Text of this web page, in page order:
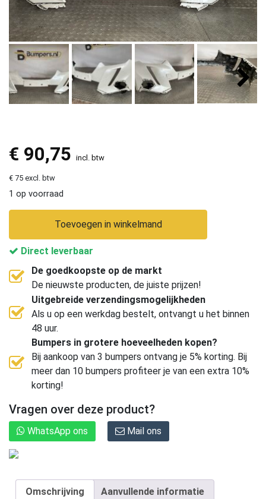
€ 90,75 incl. btw
€ 75 excl. btw
1 op voorraad
Toevoegen in winkelmand
Direct leverbaar
De goedkoopste op de markt
De nieuwste producten, de juiste prijzen!
Uitgebreide verzendingsmogelijkheden
Als u op een werkdag bestelt, ontvangt u het binnen
48 uur.
Bumpers in grotere hoeveelheden kopen?
Bij aankoop van 3 bumpers ontvang je 5% korting. Bij
meer dan 10 bumpers profiteer je van een extra 10%
korting!
Vragen over deze product?
WhatsApp ons Mail ons
Omschrijving Aanvullende informatie